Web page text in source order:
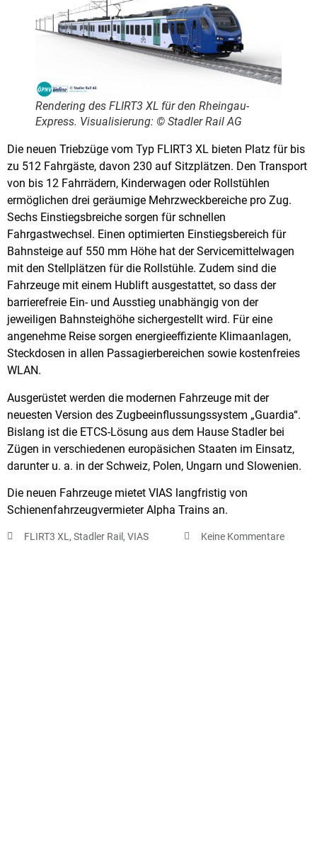
Rendering des FLIRT3 XL für den Rheingau-
Express. Visualisierung: © Stadler Rail AG
Die neuen Triebzüge vom Typ FLIRT3 XL bieten Platz für bis
zu 512 Fahrgäste, davon 230 auf Sitzplätzen. Den Transport
von bis 12 Fahrrädern, Kinderwagen oder Rollstühlen
ermöglichen drei geräumige Mehrzweckbereiche pro Zug.
Sechs Einstiegsbreiche sorgen für schnellen
Fahrgastwechsel. Einen optimierten Einstiegsbereich für
Bahnsteige auf 550 mm Höhe hat der Servicemittelwagen
mit den Stellplätzen für die Rollstühle. Zudem sind die
Fahrzeuge mit einem Hublift ausgestattet, so dass der
barrierefreie Ein- und Ausstieg unabhängig von der
jeweiligen Bahnsteighöhe sichergestellt wird. Für eine
angenehme Reise sorgen energieeffiziente Klimaanlagen,
Steckdosen in allen Passagierbereichen sowie kostenfreies
WLAN.
Ausgerüstet werden die modernen Fahrzeuge mit der
neuesten Version des Zugbeeinflussungssystem „Guardia“.
Bislang ist die ETCS-Lösung aus dem Hause Stadler bei
Zügen in verschiedenen europäsichen Staaten im Einsatz,
darunter u. a. in der Schweiz, Polen, Ungarn und Slowenien.
Die neuen Fahrzeuge mietet VIAS langfristig von
Schienenfahrzeugvermieter Alpha Trains an.
FLIRT3 XL , Stadler Rail , VIAS Keine Kommentare